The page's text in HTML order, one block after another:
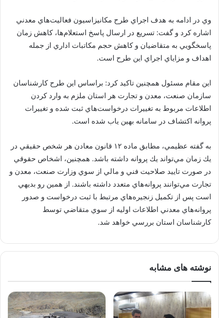
وي در ادامه به هدف اجراي طرح مكانيزاسيون فعاليت‌هاي معدني
اشاره كرد و گفت: تسريع در ارسال پاسخ استعلام‌ها، كاهش زمان
پاسخگويي به متقاضيان و كاهش حجم مكاتبات اداري از جمله
اهداف و مزاياي اجراي اين طرح است.
اين مقام مسئول همچنين تاكيد كرد: براساس اين طرح كارشناسان
سازمان صنعت، معدن و تجارت هر استان ملزم به وارد كردن
اطلاعات مربوط به تغييرات درخواست‌هاي ثبت شده و تغييرات
پروانه اكتشاف در سامانه بهين ياب شده‌ است.
به گفته عظيمي، مطابق ماده ۱۲ قانون معادن هر شخص حقيقي در
يك زمان مي‌تواند يك پروانه داشته باشد. همچنين، اشخاص حقوقي
در صورت تاييد صلاحيت فني و مالي از سوي وزارت صنعت، معدن و
تجارت مي‌توانند پروانه‌هاي متعدد داشته باشند. از همين رو بديهي
است پس از تكميل زنجيره‌هاي مرتبط با ثبت درخواست و صدور
پروانه‌هاي معدني اطلاعات اوليه از سوي متقاضي توسط
كارشناسان استان‌ بررسي خواهد شد.
نوشته های مشابه